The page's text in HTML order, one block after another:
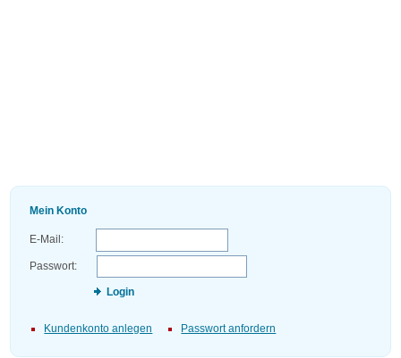
Mein Konto
E-Mail:
Passwort:
Login
Kundenkonto anlegen Passwort anfordern